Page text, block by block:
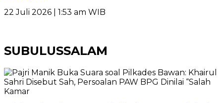
22 Juli 2026 | 1:53 am WIB
SUBULUSSALAM